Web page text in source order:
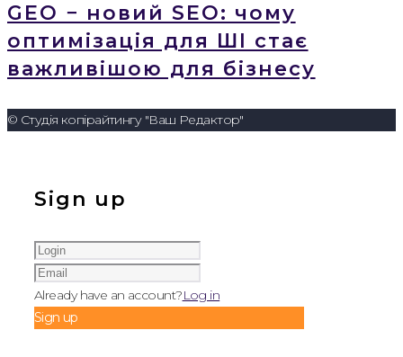
GEO − новий SEO: чому
оптимізація для ШІ стає
важливішою для бізнесу
© Студія копірайтингу "Ваш Редактор"
Sign up
Already have an account?Log in
Sign up